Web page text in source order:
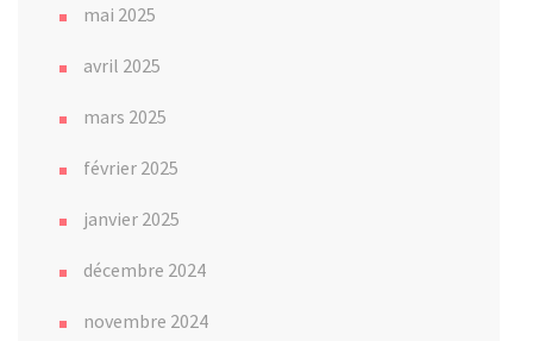
mai 2025
avril 2025
mars 2025
février 2025
janvier 2025
décembre 2024
novembre 2024